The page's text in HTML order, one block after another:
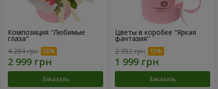
Композиция "Любимые
глаза"
4 284 грн
Заказать
Цветы в коробке "Яркая
фантазия"
2 352 грн
Заказать